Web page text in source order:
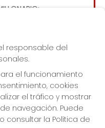
responsable del
el funcionamiento
cookies
el tráfico y mostrar
navegación. Puede
consultar la Política de